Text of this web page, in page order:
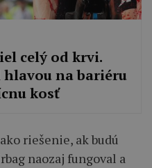
celý od krvi.
hlavou na bariéru
kosť
riešenie, ak budú
naozaj fungoval a